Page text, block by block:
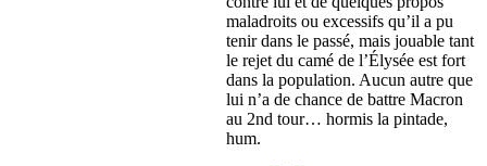
maladroits ou excessifs qu’il a pu
tenir dans le passé, mais jouable tant
le rejet du camé de l’Élysée est fort
dans la population. Aucun autre que
lui n’a de chance de battre Macron
au 2nd tour… hormis la pintade,
hum.